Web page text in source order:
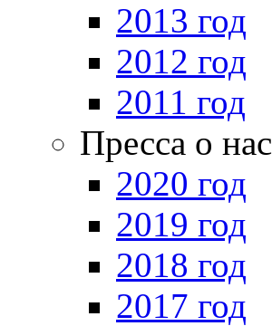
2013 год
2012 год
2011 год
Пресса о нас
2020 год
2019 год
2018 год
2017 год